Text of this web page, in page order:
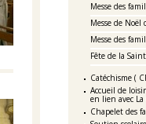
Messe des
Messe de Noël
Messe des
Fête de la
Catéchisme (
Accueil de
en lien avec
Chapelet des